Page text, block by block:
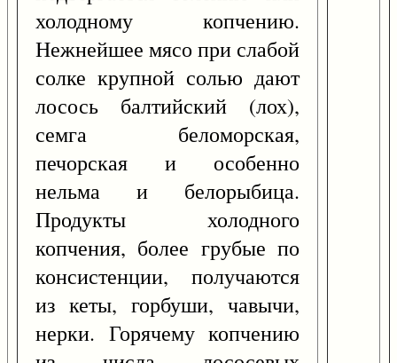
холодному копчению.
Нежнейшее мясо при слабой
солке крупной солью дают
лосось балтийский (лох),
семга беломорская,
печорская и особенно
нельма и белорыбица.
Продукты холодного
копчения, более грубые по
консистенции, получаются
из кеты, горбуши, чавычи,
нерки. Горячему копчению